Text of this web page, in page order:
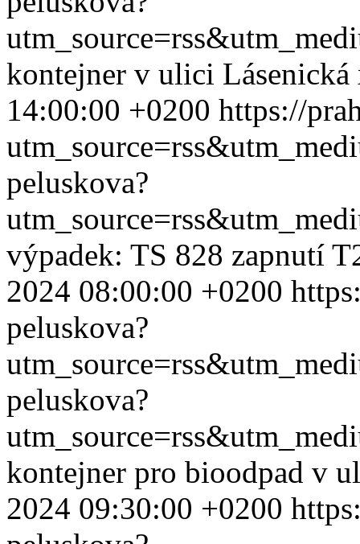
kontejner v ulici
14:00:00 +0200 https://
peluskova?
výpadek: TS 828 zapnutí
2024 08:00:00 +0200
peluskova?
peluskova?
kontejner pro bioodpad v
2024 09:30:00 +0200